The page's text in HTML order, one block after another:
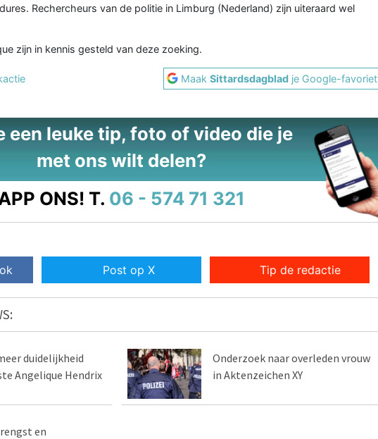
Rechercheurs van de politie in Limburg (Nederland) zijn uiteraard wel
zijn in kennis gesteld van deze zoeking.
MaakSittardsdagblad je Google-favoriet
een leuke tip, foto of video die je
met ons wilt delen?
ONS! T. 06 - 574 71 321
Post op X Tip de redactie
duidelijkheid
Angelique Hendrix
Onderzoek naar overleden vrouw
in Aktenzeichen XY
en